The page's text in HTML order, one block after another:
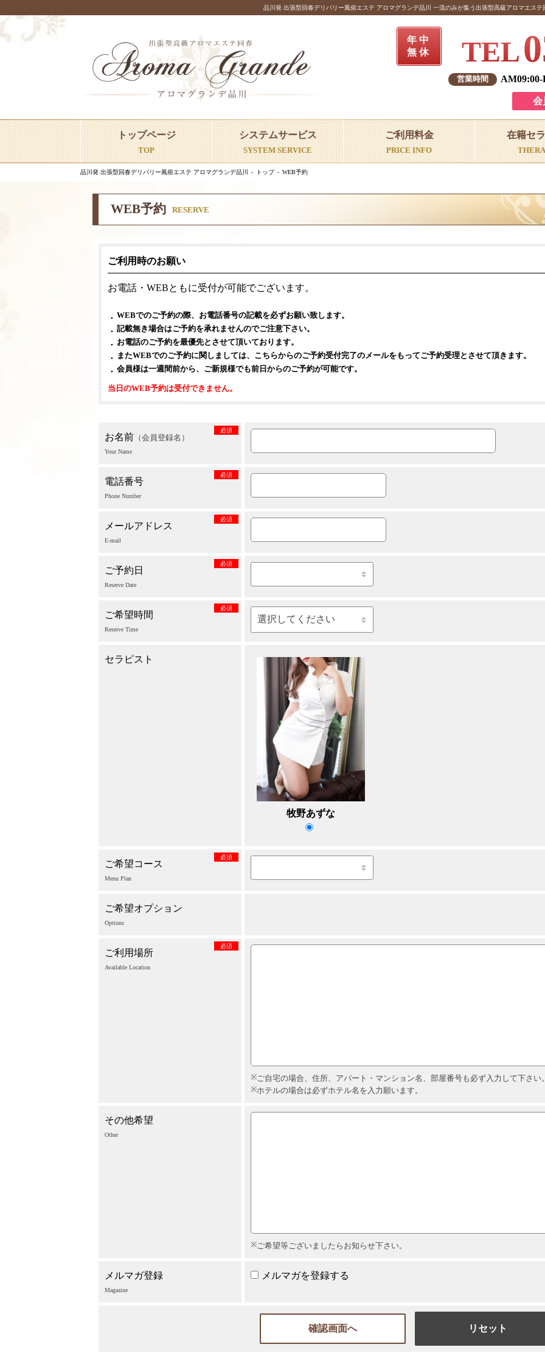
品川発 出張型回春デリバリー風俗エステ アロマグランデ品川 一流のみが集う出張型高級アロマエステ
年中
無休
TEL
会
トップページ
TOP
システムサービス
SYSTEM SERVICE
ご利用料金
PRICE INFO
在籍セ
品川発 出張型回春デリバリー風俗エステ アロマグランデ品川 トップ WEB予約
WEB予約 RESERVE
ご利用時のお願い
お電話・WEBともに受付が可能でございます。
WEBでのご予約の際、お電話番号の記載を必ずお願い致します。
記載無き場合はご予約を承れませんのでご注意下さい。
お電話のご予約を最優先とさせて頂いております。
またWEBでのご予約に関しましては、こちらからのご予約受付完了のメールをもってご予約受理とさせて頂きます。
会員様は一週間前から、ご新規様でも前日からのご予約が可能です。
当日のWEB予約は受付できません。
お名前 （会員登録名）
必須
Your Name
電話番号
必須
Phone Number
メールアドレス
必須
E-mail
ご予約日
必須
Reserve Date
ご希望時間
必須
Reserve Time
セラピスト
牧野あずな
ご希望コース
必須
Menu Plan
ご希望オプション
Options
ご利用場所
必須
Available Location
ご自宅の場合、住所、アパート・マンション名、部屋番号も必ず入力して下さい
ホテルの場合は必ずホテル名を入力願います。
その他希望
Other
ご希望等ございましたらお知らせ下さい。
メルマガ登録
Magazine
メルマガを登録する